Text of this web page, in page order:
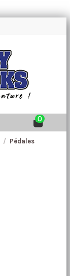
0
Pédales